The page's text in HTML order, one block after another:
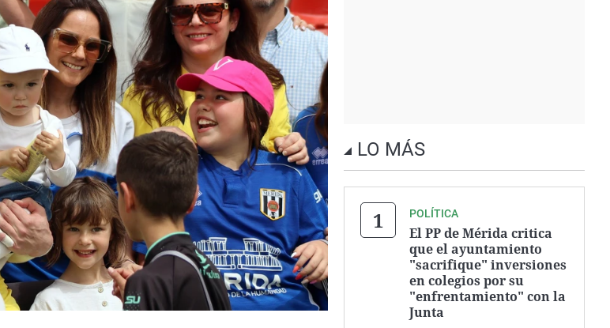
LO MÁS
POLÍTICA
El PP de Mérida critica
que el ayuntamiento
"sacrifique" inversiones
en colegios por su
"enfrentamiento" con la
Junta